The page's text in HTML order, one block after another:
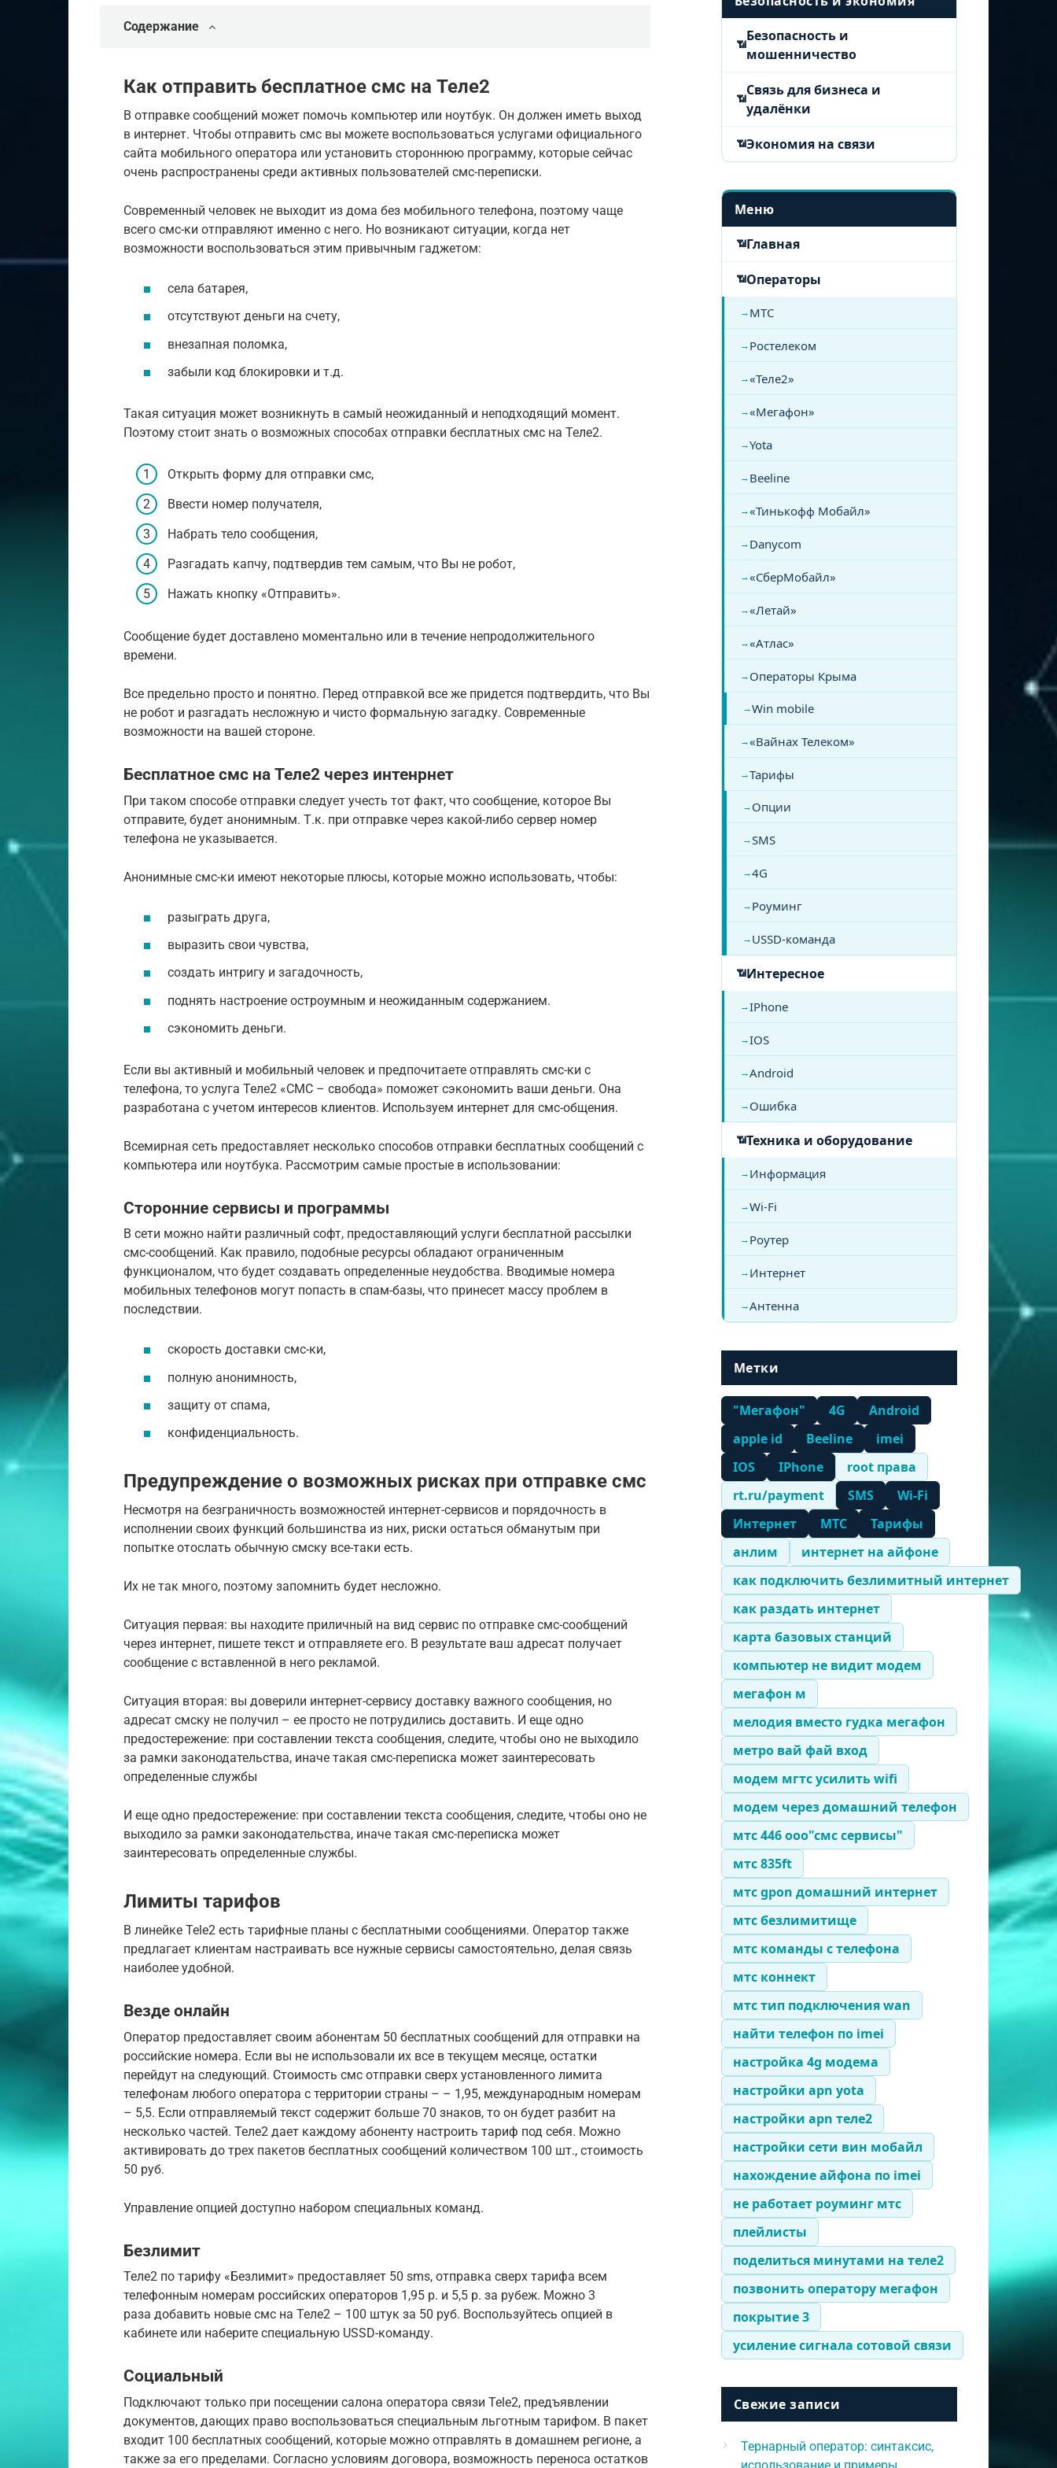
Содержание
Как отправить бесплатное смс на Теле2
В отправке сообщений может помочь компьютер или ноутбук. Он должен иметь выход
в интернет. Чтобы отправить смс вы можете воспользоваться услугами официального
сайта мобильного оператора или установить стороннюю программу, которые сейчас
очень распространены среди активных пользователей смс-переписки.
Современный человек не выходит из дома без мобильного телефона, поэтому чаще
всего смс-ки отправляют именно с него. Но возникают ситуации, когда нет
возможности воспользоваться этим привычным гаджетом:
села батарея,
отсутствуют деньги на счету,
внезапная поломка,
забыли код блокировки и т.д.
Такая ситуация может возникнуть в самый неожиданный и неподходящий момент.
Поэтому стоит знать о возможных способах отправки бесплатных смс на Теле2.
Открыть форму для отправки смс,
Ввести номер получателя,
Набрать тело сообщения,
Разгадать капчу, подтвердив тем самым, что Вы не робот,
Нажать кнопку «Отправить».
Сообщение будет доставлено моментально или в течение непродолжительного
времени.
Все предельно просто и понятно. Перед отправкой все же придется подтвердить, что Вы
не робот и разгадать несложную и чисто формальную загадку. Современные
возможности на вашей стороне.
Бесплатное смс на Теле2 через интенрнет
При таком способе отправки следует учесть тот факт, что сообщение, которое Вы
отправите, будет анонимным. Т.к. при отправке через какой-либо сервер номер
телефона не указывается.
Анонимные смс-ки имеют некоторые плюсы, которые можно использовать, чтобы:
разыграть друга,
выразить свои чувства,
создать интригу и загадочность,
поднять настроение остроумным и неожиданным содержанием.
сэкономить деньги.
Если вы активный и мобильный человек и предпочитаете отправлять смс-ки с
телефона, то услуга Теле2 «СМС – свобода» поможет сэкономить ваши деньги. Она
разработана с учетом интересов клиентов. Используем интернет для смс-общения.
Всемирная сеть предоставляет несколько способов отправки бесплатных сообщений с
компьютера или ноутбука. Рассмотрим самые простые в использовании:
Сторонние сервисы и программы
В сети можно найти различный софт, предоставляющий услуги бесплатной рассылки
смс-сообщений. Как правило, подобные ресурсы обладают ограниченным
функционалом, что будет создавать определенные неудобства. Вводимые номера
мобильных телефонов могут попасть в спам-базы, что принесет массу проблем в
последствии.
скорость доставки смс-ки,
полную анонимность,
защиту от спама,
конфиденциальность.
Предупреждение о возможных рисках при отправке смс
Несмотря на безграничность возможностей интернет-сервисов и порядочность в
исполнении своих функций большинства из них, риски остаться обманутым при
попытке отослать обычную смску все-таки есть.
Их не так много, поэтому запомнить будет несложно.
Ситуация первая: вы находите приличный на вид сервис по отправке смс-сообщений
через интернет, пишете текст и отправляете его. В результате ваш адресат получает
сообщение с вставленной в него рекламой.
Ситуация вторая: вы доверили интернет-сервису доставку важного сообщения, но
адресат смску не получил – ее просто не потрудились доставить. И еще одно
предостережение: при составлении текста сообщения, следите, чтобы оно не выходило
за рамки законодательства, иначе такая смс-переписка может заинтересовать
определенные службы
И еще одно предостережение: при составлении текста сообщения, следите, чтобы оно не
выходило за рамки законодательства, иначе такая смс-переписка может
заинтересовать определенные службы.
Лимиты тарифов
В линейке Tele2 есть тарифные планы с бесплатными сообщениями. Оператор также
предлагает клиентам настраивать все нужные сервисы самостоятельно, делая связь
наиболее удобной.
Везде онлайн
Оператор предоставляет своим абонентам 50 бесплатных сообщений для отправки на
российские номера. Если вы не использовали их все в текущем месяце, остатки
перейдут на следующий. Стоимость смс отправки сверх установленного лимита
телефонам любого оператора с территории страны – – 1,95, международным номерам
– 5,5. Если отправляемый текст содержит больше 70 знаков, то он будет разбит на
несколько частей. Теле2 дает каждому абоненту настроить тариф под себя. Можно
активировать до трех пакетов бесплатных сообщений количеством 100 шт., стоимость
50 руб.
Управление опцией доступно набором специальных команд.
Безлимит
Теле2 по тарифу «Безлимит» предоставляет 50 sms, отправка сверх тарифа всем
телефонным номерам российских операторов 1,95 р. и 5,5 р. за рубеж. Можно 3
раза добавить новые смс на Теле2 – 100 штук за 50 руб. Воспользуйтесь опцией в
кабинете или наберите специальную USSD-команду.
Социальный
Подключают только при посещении салона оператора связи Tele2, предъявлении
документов, дающих право воспользоваться специальным льготным тарифом. В пакет
входит 100 бесплатных сообщений, которые можно отправлять в домашнем регионе, а
также за его пределами. Согласно условиям договора, возможность переноса остатков
Безопасность и
мошенничество
Связь для бизнеса и
удалёнки
Экономия на связи
Меню
Главная
Операторы
МТС
Ростелеком
«Теле2»
«Мегафон»
Yota
Beeline
«Тинькофф Мобайл»
Danycom
«СберМобайл»
«Летай»
«Атлас»
Операторы Крыма
Win mobile
«Вайнах Телеком»
Тарифы
Опции
SMS
4G
Роуминг
USSD-команда
Интересное
IPhone
IOS
Android
Ошибка
Техника и оборудование
Информация
Wi-Fi
Роутер
Интернет
Антенна
Метки
"Мегафон" 4G
Android
apple id
Beeline
imei
IOS
IPhone
root права
rt.ru/payment
SMS
Wi-Fi
Интернет
МТС
Тарифы
анлим
интернет на айфоне
как подключить безлимитный интернет
как раздать интернет
карта базовых станций
компьютер не видит модем
мегафон м
мелодия вместо гудка мегафон
метро вай фай вход
модем мгтс усилить wifi
модем через домашний телефон
мтс 446 ооо"смс сервисы"
мтс 835ft
мтс gpon домашний интернет
мтс безлимитище
мтс команды с телефона
мтс коннект
мтс тип подключения wan
найти телефон по imei
настройка 4g модема
настройки apn yota
настройки apn теле2
настройки сети вин мобайл
нахождение айфона по imei
не работает роуминг мтс
плейлисты
поделиться минутами на теле2
позвонить оператору мегафон
покрытие 3
усиление сигнала сотовой связи
Свежие записи
Тернарный оператор: синтаксис,